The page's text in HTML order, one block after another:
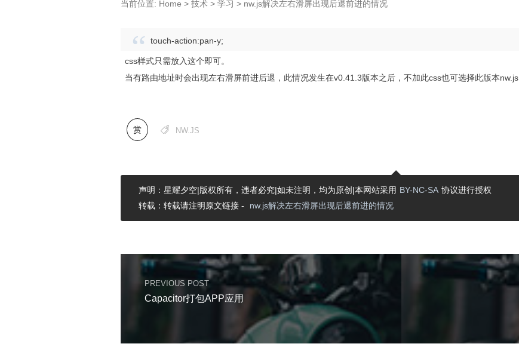
当前位置: Home > 技术 > 学习 > nw.js解决左右滑屏出现后退前进的情况
touch-action:pan-y;
css样式只需放入这个即可。
当有路由地址时会出现左右滑屏前进后退，此情况发生在v0.41.3版本之后，不加此css也可选择此版本nw.js
赏  NW.JS
声明：星耀夕空|版权所有，违者必究|如未注明，均为原创|本网站采用 BY-NC-SA 协议进行授权
转载：转载请注明原文链接 -
nw.js解决左右滑屏出现后退前进的情况
PREVIOUS POST
Capacitor打包APP应用